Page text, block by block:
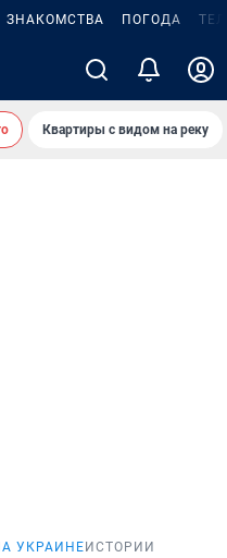
ЗНАКОМСТВА ПОГОДА
Квартиры с видом на реку
УКРАИНЕ ИСТОРИИ